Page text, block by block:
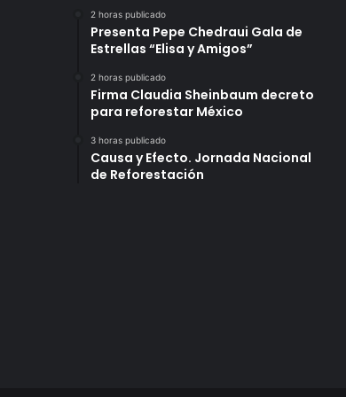
2 horas publicado
Presenta Pepe Chedraui Gala de
Estrellas “Elisa y Amigos”
2 horas publicado
Firma Claudia Sheinbaum decreto
para reforestar México
3 horas publicado
Causa y Efecto. Jornada Nacional
de Reforestación